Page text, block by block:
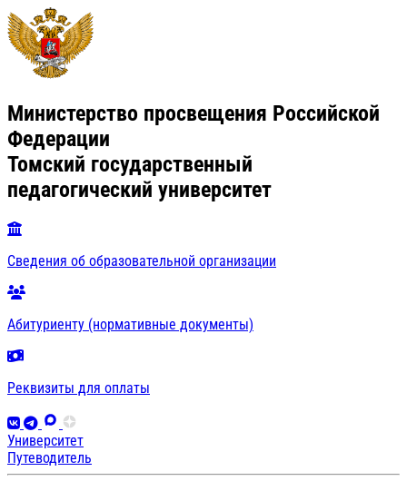
Министерство просвещения Российской
Федерации
Томский государственный
педагогический университет
Сведения об образовательной организации
Абитуриенту (нормативные документы)
Реквизиты для оплаты
Университет
Путеводитель